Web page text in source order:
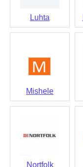
Luhta
Mishele
Nortfolk